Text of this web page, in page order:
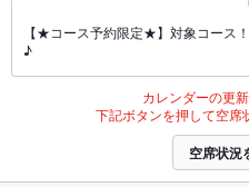
【★コース予約限定★】対象コース
♪
カレンダーの更
下記ボタンを押して空席
空席状況